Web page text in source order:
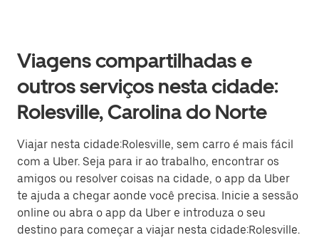
Viagens compartilhadas e
outros serviços nesta cidade:
Rolesville, Carolina do Norte
Viajar nesta cidade:Rolesville, sem carro é mais fácil
com a Uber. Seja para ir ao trabalho, encontrar os
amigos ou resolver coisas na cidade, o app da Uber
te ajuda a chegar aonde você precisa. Inicie a sessão
online ou abra o app da Uber e introduza o seu
destino para começar a viajar nesta cidade:Rolesville.